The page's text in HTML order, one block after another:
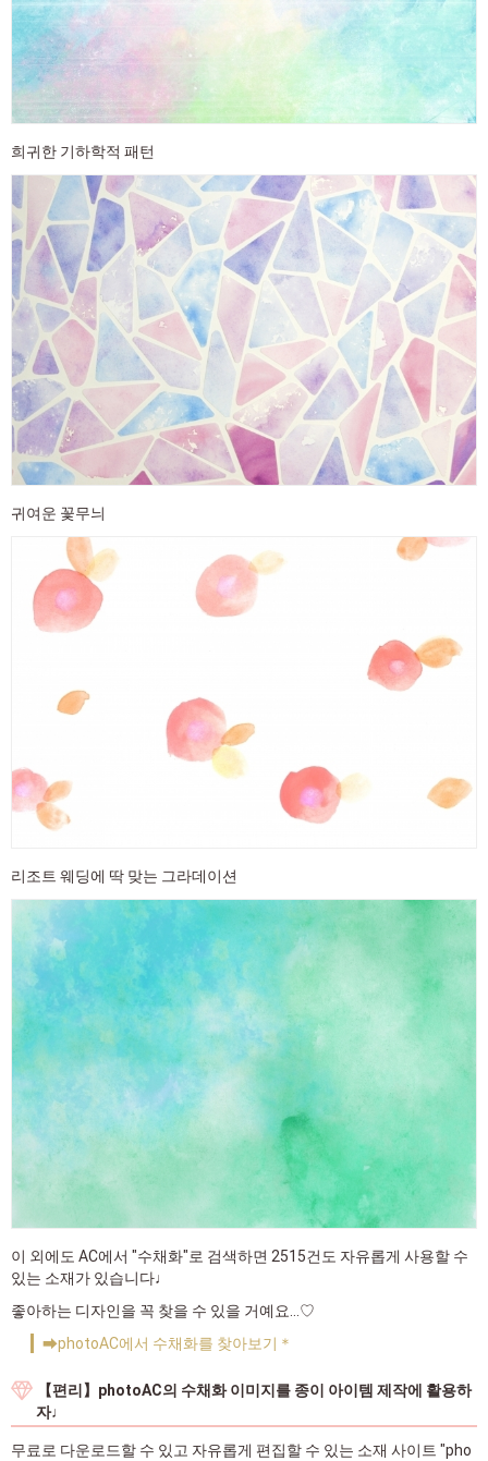
희귀한 기하학적 패턴
귀여운 꽃무늬
리조트 웨딩에 딱 맞는 그라데이션
이 외에도 AC에서 "수채화"로 검색하면 2515건도 자유롭게 사용할 수
있는 소재가 있습니다♩
좋아하는 디자인을 꼭 찾을 수 있을 거예요…♡
➡photoAC에서 수채화를 찾아보기＊
【편리】photoAC의 수채화 이미지를 종이 아이템 제작에 활용하
자♩
무료로 다운로드할 수 있고 자유롭게 편집할 수 있는 소재 사이트 "pho